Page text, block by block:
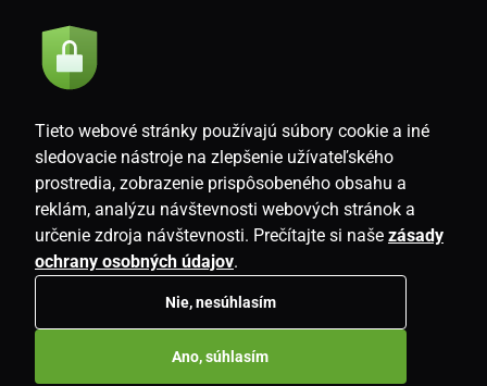
Súhlasím so
SK
www.i-living.sk
Tieto webové stránky používajú súbory cookie a iné
sledovacie nástroje na zlepšenie užívateľského
prostredia, zobrazenie prispôsobeného obsahu a
reklám, analýzu návštevnosti webových stránok a
určenie zdroja návštevnosti. Prečítajte si naše zásady
ochrany osobných údajov.
Nie, nesúhlasím
Ano, súhlasím